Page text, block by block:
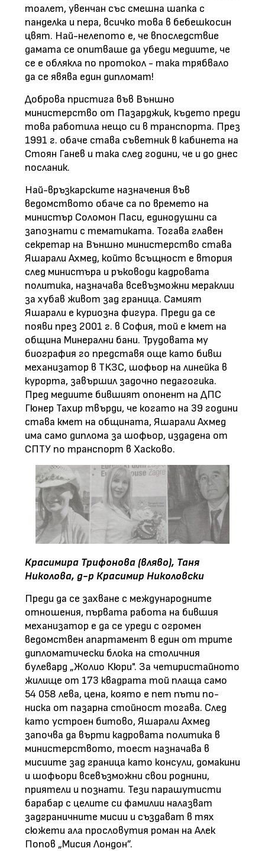
тоалет, увенчан със смешна шапка с
панделка и пера, всичко това в бебешкосин
цвят. Най-нелепото е, че впоследствие
дамата се опитваше да убеди медиите, че
се е облякла по протокол - така трябвало
да се явява един дипломат!
Доброва пристига във Външно
министерство от Пазарджик, където преди
това работила нещо си в транспорта. През
1991 г. обаче става съветник в кабинета на
Стоян Ганев и така след години, че и до днес
посланик.
Най-връзкарските назначения във
ведомството обаче са по времето на
министър Соломон Паси, единодушни са
запознати с тематиката. Тогава главен
секретар на Външно министерство става
Яшарали Ахмед, който всъщност е втория
след министъра и ръководи кадровата
политика, назначава всевъзможни мераклии
за хубав живот зад граница. Самият
Яшарали е куриозна фигура. Преди да се
появи през 2001 г. в София, той е кмет на
община Минерални бани. Трудовата му
биография го представя още като бивш
механизатор в ТКЗС, шофьор на линейка в
курорта, завършил задочно педагогика.
Пред медиите бившият опонент на ДПС
Гюнер Тахир твърди, че когато на 39 години
става кмет на общината, Яшарали Ахмед
има само диплома за шофьор, издадена от
СПТУ по транспорт в Хасково.
Красимира Трифонова (вляво), Таня
Николова, д-р Красимир Николовски
Преди да се захване с международните
отношения, първата работа на бившия
механизатор е да се уреди с огромен
ведомствен апартамент в един от трите
дипломатически блока на столичния
булевард „Жолио Кюри". За четиристайното
жилище от 173 квадрата той плаща само
54 058 лева, цена, която е пет пъти по-
ниска от пазарна стойност тогава. След
като устроен битово, Яшарали Ахмед
започва да върти кадровата политика в
министерството, тоест назначава в
мисиите зад граница като консули, домакини
и шофьори всевъзможни свои роднини,
приятели и познати. Тези парашутисти
барабар с целите си фамилии налазват
задграничните мисии и създават в тях
сюжети ала прословутия роман на Алек
Попов „Мисия Лондон”.